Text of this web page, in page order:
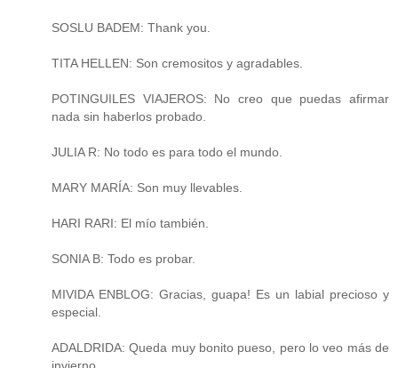
SOSLU BADEM: Thank you.
TITA HELLEN: Son cremositos y agradables.
POTINGUILES VIAJEROS: No creo que puedas afirmar
nada sin haberlos probado.
JULIA R: No todo es para todo el mundo.
MARY MARÍA: Son muy llevables.
HARI RARI: El mío también.
SONIA B: Todo es probar.
MIVIDA ENBLOG: Gracias, guapa! Es un labial precioso y
especial.
ADALDRIDA: Queda muy bonito pueso, pero lo veo más de